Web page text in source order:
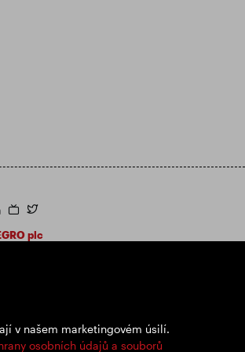
v našem marketingovém úsilí.
osobních údajů a souborů
https://www.linkedin.com/
https://www.youtube.com/
https://twitter.com/segroplc
plc